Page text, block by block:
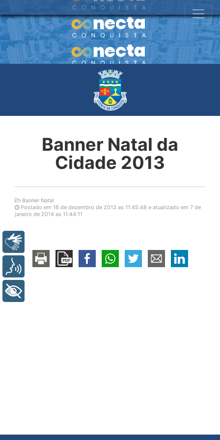
Banner Natal da
Cidade 2013
Banner Natal
Postado em 16 de dezembro de 2013 as 11:45:48 e atualizado em 7 de
janeiro de 2014 as 11:44:11
Voz